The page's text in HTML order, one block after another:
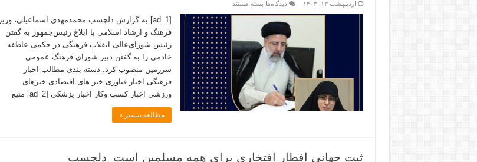
اردیبهشت ۱۳, ۱۴۰۳ دیدگاه‌ها بسته هستند
[ad_1] به گزارش دلچسب محمدمهدی اسماعیلی، وزیر
فرهنگ و ارشاد اسلامی با ابلاغ رئیس‌جمهور به گفتن
رئیس شورای‌عالی انقلاب فرهنگی در حکمی عاطفه
خادمی را به گفتن دبیر شورای فرهنگ عمومی
سرزمین منصوب کرد. دسته بندی مطالب اخبار
فرهنگی اخبار فناوری خبر های اقتصادی خبرهای
ورزشی اخبار کسب وکار اخبار پزشکی [ad_2] منبع
مطالعه بیشتر »
ثبت جهانی افطار افتخاری برای همه مسلمین است_دلچسب